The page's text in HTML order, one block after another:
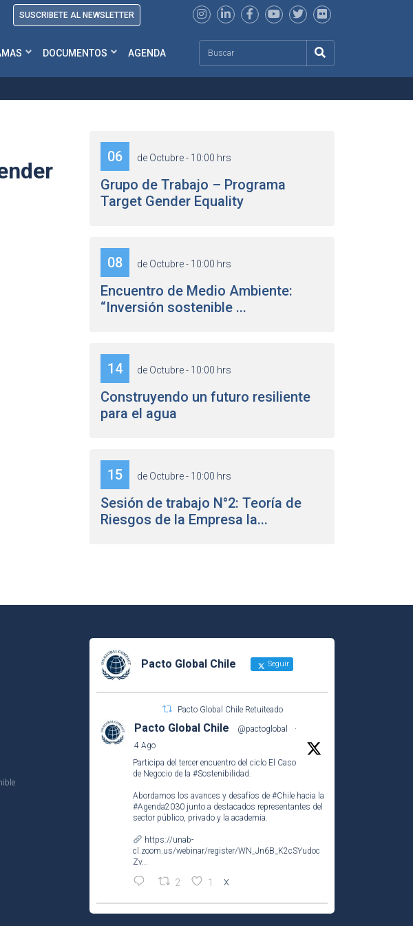
SUSCRIBETE AL NEWSLETTER
DOCUMENTOS AGENDA
06 de Octubre - 10:00 hrs
Grupo de Trabajo – Programa
Target Gender Equality
08 de Octubre - 10:00 hrs
Encuentro de Medio Ambiente:
“Inversión sostenible ...
14 de Octubre - 10:00 hrs
Construyendo un futuro resiliente
para el agua
15 de Octubre - 10:00 hrs
Sesión de trabajo N°2: Teoría de
Riesgos de la Empresa la...
Pacto Global Chile Seguir
Pacto Global Chile Retuiteado
Pacto Global Chile @pactoglobal
·
4 Ago
Participa del tercer encuentro del ciclo El Caso
de Negocio de la #Sostenibilidad.
Abordamos los avances y desafíos de #Chile hacia la
#Agenda2030 junto a destacados representantes del
sector público, privado y la academia.
https://unab-
cl.zoom.us/webinar/register/WN_Jn6B_K2cSYudoc
Zv...
2 1 X